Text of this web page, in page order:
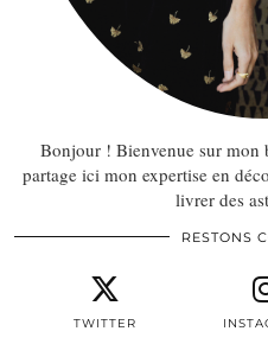
Bonjour ! Bienvenue sur mon
partage ici mon expertise en
livrer des
RESTONS
TWITTER